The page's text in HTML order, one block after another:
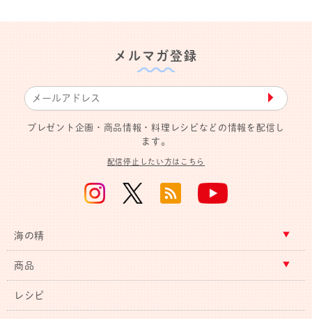
メルマガ登録
▶︎
プレゼント企画・商品情報・料理レシピなどの情報を配信し
ます。
配信停止したい方はこちら
海の精
商品
レシピ